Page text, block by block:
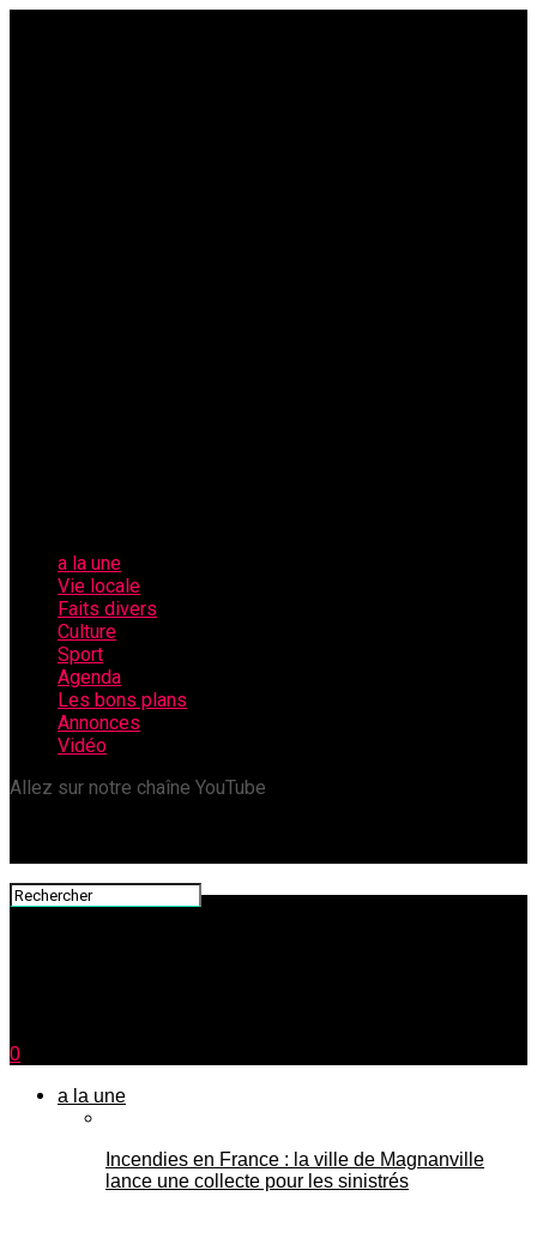
a la une
Vie locale
Faits divers
Culture
Sport
Agenda
Les bons plans
Annonces
Vidéo
Allez sur notre chaîne YouTube
0
a la une
Incendies en France : la ville de Magnanville
lance une collecte pour les sinistrés